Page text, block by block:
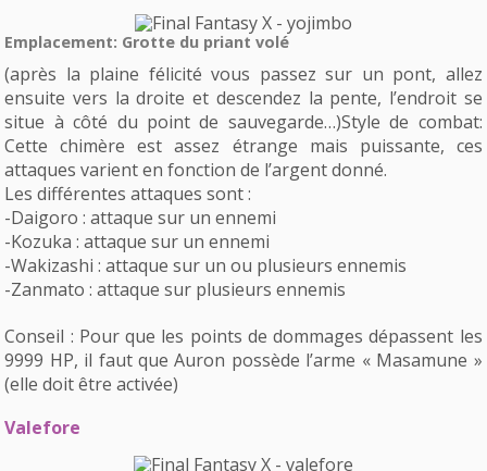
Emplacement: Grotte du priant volé
(après la plaine félicité vous passez sur un pont, allez
ensuite vers la droite et descendez la pente, l’endroit se
situe à côté du point de sauvegarde…)Style de combat:
Cette chimère est assez étrange mais puissante, ces
attaques varient en fonction de l’argent donné.
Les différentes attaques sont :
-Daigoro : attaque sur un ennemi
-Kozuka : attaque sur un ennemi
-Wakizashi : attaque sur un ou plusieurs ennemis
-Zanmato : attaque sur plusieurs ennemis
Conseil : Pour que les points de dommages dépassent les
9999 HP, il faut que Auron possède l’arme « Masamune »
(elle doit être activée)
Valefore